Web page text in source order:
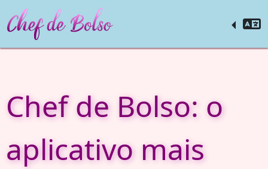
Chef de Bolso: o
aplicativo mais